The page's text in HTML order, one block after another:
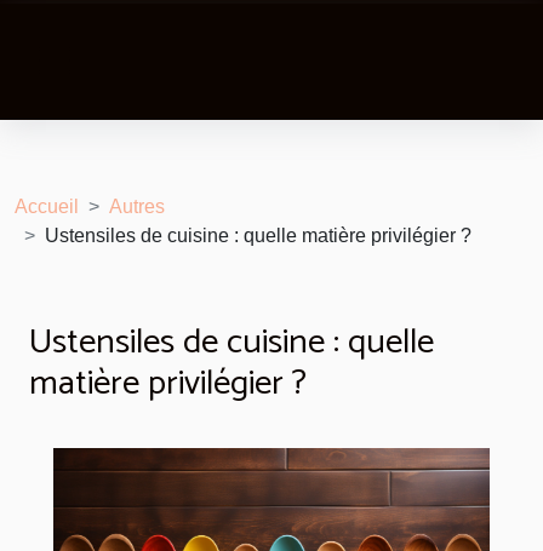
Accueil
Autres
Ustensiles de cuisine : quelle matière privilégier ?
Ustensiles de cuisine : quelle
matière privilégier ?